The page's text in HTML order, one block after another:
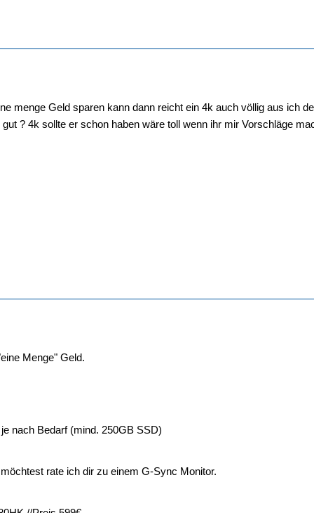
menge Geld sparen kann dann reicht ein 4k auch völlig aus ich
? 4k sollte er schon haben wäre toll wenn ihr mir Vorschläge
Menge" Geld.
nach Bedarf (mind. 250GB SSD)
rate ich dir zu einem G-Sync Monitor.